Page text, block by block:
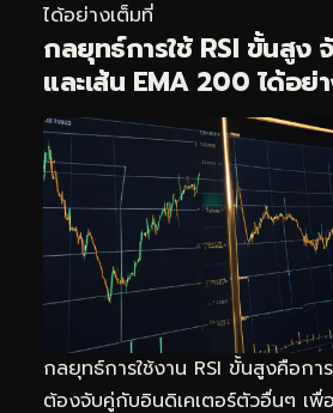
ได้อย่างเต็มที่
กลยุทธ์การใช้ RSI ขั้นสูง
และเส้น EMA 200 ได้อย่า
กลยุทธ์การใช้งาน RSI ขั้นสูงคือกา
ต้องจับคู่กับอินดิเคเตอร์ตัวอื่นๆ